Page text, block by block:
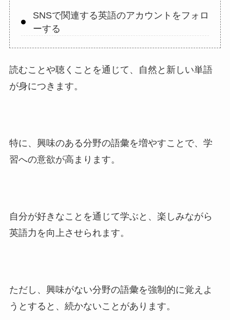
SNSで関連する英語のアカウントをフォロ
ーする
読むことや聴くことを通じて、自然と新しい単語
が身につきます。
特に、興味のある分野の語彙を増やすことで、学
習への意欲が高まります。
自分が好きなことを通じて学ぶと、楽しみながら
英語力を向上させられます。
ただし、興味がない分野の語彙を強制的に覚えよ
うとすると、続かないことがあります。